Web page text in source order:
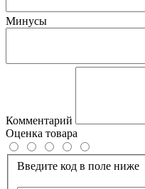
Минусы
Комментарий
Оценка товара
Введите код в поле ниже